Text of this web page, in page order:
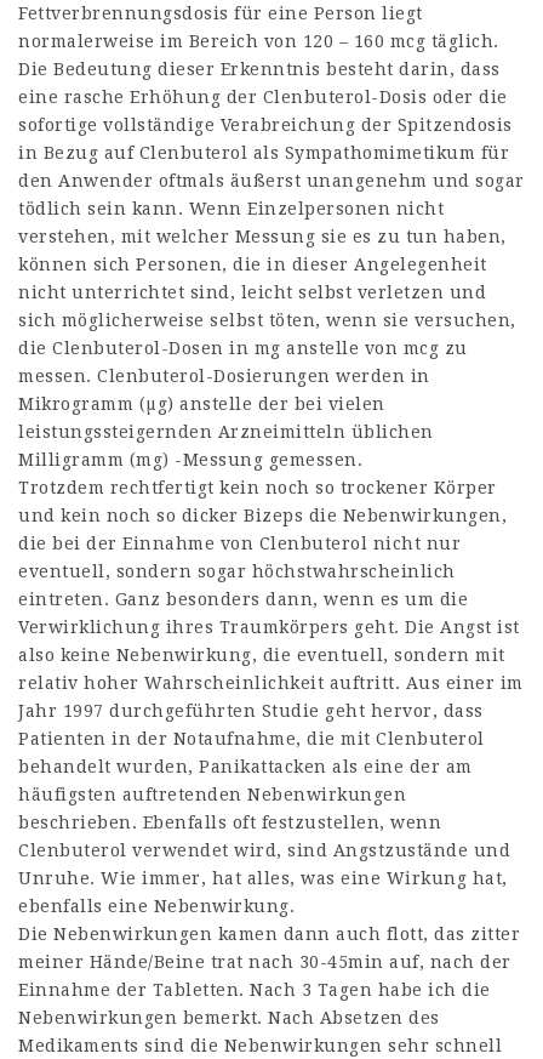
Fettverbrennungsdosis für eine Person liegt
normalerweise im Bereich von 120 – 160 mcg täglich.
Die Bedeutung dieser Erkenntnis besteht darin, dass
eine rasche Erhöhung der Clenbuterol-Dosis oder die
sofortige vollständige Verabreichung der Spitzendosis
in Bezug auf Clenbuterol als Sympathomimetikum für
den Anwender oftmals äußerst unangenehm und sogar
tödlich sein kann. Wenn Einzelpersonen nicht
verstehen, mit welcher Messung sie es zu tun haben,
können sich Personen, die in dieser Angelegenheit
nicht unterrichtet sind, leicht selbst verletzen und
sich möglicherweise selbst töten, wenn sie versuchen,
die Clenbuterol-Dosen in mg anstelle von mcg zu
messen. Clenbuterol-Dosierungen werden in
Mikrogramm (µg) anstelle der bei vielen
leistungssteigernden Arzneimitteln üblichen
Milligramm (mg) -Messung gemessen.
Trotzdem rechtfertigt kein noch so trockener Körper
und kein noch so dicker Bizeps die Nebenwirkungen,
die bei der Einnahme von Clenbuterol nicht nur
eventuell, sondern sogar höchstwahrscheinlich
eintreten. Ganz besonders dann, wenn es um die
Verwirklichung ihres Traumkörpers geht. Die Angst ist
also keine Nebenwirkung, die eventuell, sondern mit
relativ hoher Wahrscheinlichkeit auftritt. Aus einer im
Jahr 1997 durchgeführten Studie geht hervor, dass
Patienten in der Notaufnahme, die mit Clenbuterol
behandelt wurden, Panikattacken als eine der am
häufigsten auftretenden Nebenwirkungen
beschrieben. Ebenfalls oft festzustellen, wenn
Clenbuterol verwendet wird, sind Angstzustände und
Unruhe. Wie immer, hat alles, was eine Wirkung hat,
ebenfalls eine Nebenwirkung.
Die Nebenwirkungen kamen dann auch flott, das zitter
meiner Hände/Beine trat nach 30-45min auf, nach der
Einnahme der Tabletten. Nach 3 Tagen habe ich die
Nebenwirkungen bemerkt. Nach Absetzen des
Medikaments sind die Nebenwirkungen sehr schnell